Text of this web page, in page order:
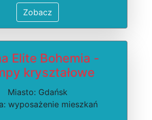
Zobacz
Elite Bohemia -
kryształowe
Miasto: Gdańsk
wyposażenie mieszkań